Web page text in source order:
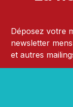
Déposez votre
newsletter
et autres